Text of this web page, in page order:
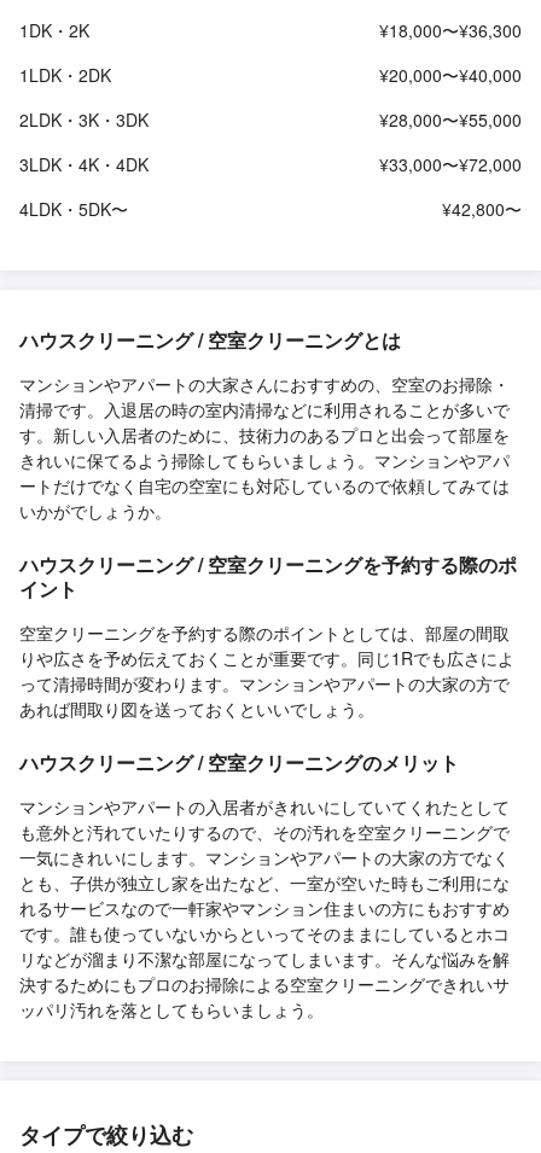
1DK・2K
¥18,000〜¥36,300
1LDK・2DK
¥20,000〜¥40,000
2LDK・3K・3DK
¥28,000〜¥55,000
3LDK・4K・4DK
¥33,000〜¥72,000
4LDK・5DK〜
¥42,800〜
ハウスクリーニング / 空室クリーニングとは
マンションやアパートの大家さんにおすすめの、空室のお掃除・
清掃です。入退居の時の室内清掃などに利用されることが多いで
す。新しい入居者のために、技術力のあるプロと出会って部屋を
きれいに保てるよう掃除してもらいましょう。マンションやアパ
ートだけでなく自宅の空室にも対応しているので依頼してみては
いかがでしょうか。
ハウスクリーニング / 空室クリーニングを予約する際のポ
イント
空室クリーニングを予約する際のポイントとしては、部屋の間取
りや広さを予め伝えておくことが重要です。同じ1Rでも広さによ
って清掃時間が変わります。マンションやアパートの大家の方で
あれば間取り図を送っておくといいでしょう。
ハウスクリーニング / 空室クリーニングのメリット
マンションやアパートの入居者がきれいにしていてくれたとして
も意外と汚れていたりするので、その汚れを空室クリーニングで
一気にきれいにします。マンションやアパートの大家の方でなく
とも、子供が独立し家を出たなど、一室が空いた時もご利用にな
れるサービスなので一軒家やマンション住まいの方にもおすすめ
です。誰も使っていないからといってそのままにしているとホコ
リなどが溜まり不潔な部屋になってしまいます。そんな悩みを解
決するためにもプロのお掃除による空室クリーニングできれいサ
ッパリ汚れを落としてもらいましょう。
タイプで絞り込む